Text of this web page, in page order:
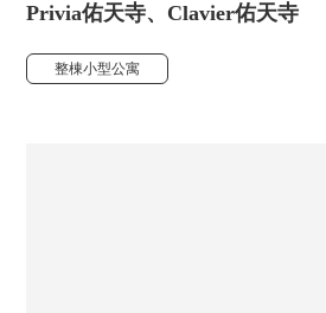
Privia佑天寺、Clavier佑天寺
整棟小型公寓